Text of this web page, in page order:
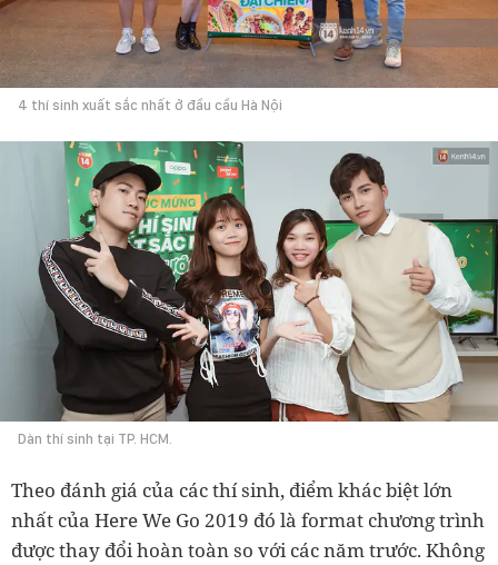
4 thí sinh xuất sắc nhất ở đầu cầu Hà Nội
Dàn thí sinh tại TP. HCM.
Theo đánh giá của các thí sinh, điểm khác biệt lớn
nhất của Here We Go 2019 đó là format chương trình
được thay đổi hoàn toàn so với các năm trước. Không